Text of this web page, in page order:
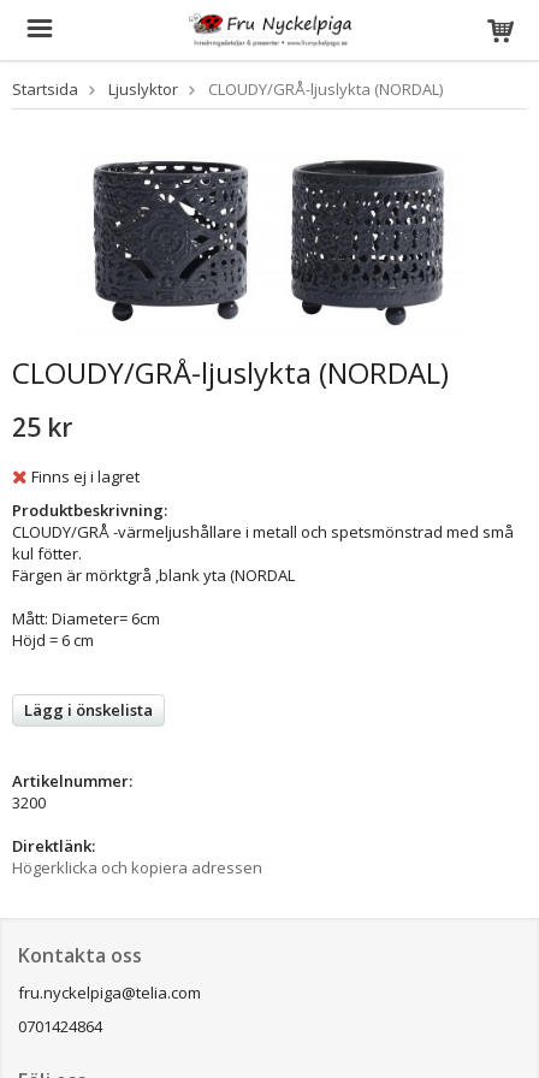
Startsida Ljuslyktor CLOUDY/GRÅ-ljuslykta (NORDAL)
CLOUDY/GRÅ-ljuslykta (NORDAL)
25 kr
Finns ej i lagret
Produktbeskrivning:
CLOUDY/GRÅ -värmeljushållare i metall och spetsmönstrad med små
kul fötter.
Färgen är mörktgrå ,blank yta (NORDAL
Mått: Diameter= 6cm
Höjd = 6 cm
Lägg i önskelista
Artikelnummer:
3200
Direktlänk:
Högerklicka och kopiera adressen
Kontakta oss
fru.nyckelpiga@telia.com
0701424864